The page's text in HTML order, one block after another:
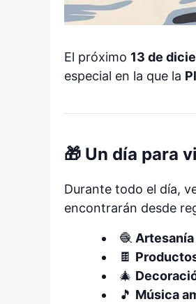
El próximo 13 de
especial en la que la
🎁 Un día para
Durante todo el día,
encontrarán desde
🧶
🍫
🎄
🎵 Música